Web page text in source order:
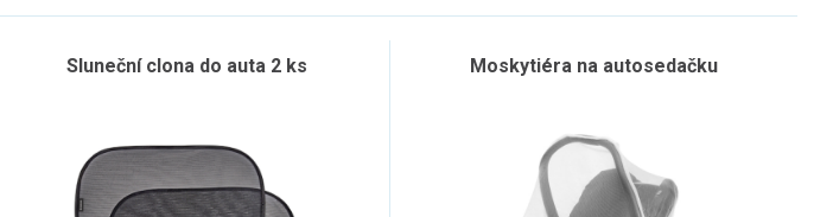
Sluneční clona do auta 2 ks Moskytiéra na autosedačku